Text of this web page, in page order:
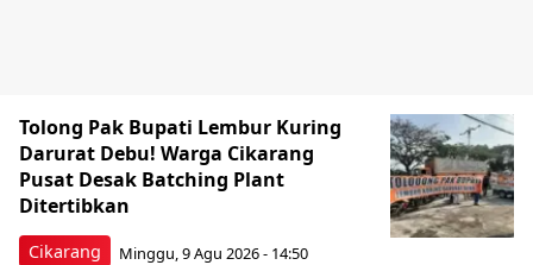
Cikarang
Tolong Pak Bupati Lembur Kuring
Darurat Debu! Warga Cikarang
Pusat Desak Batching Plant
Ditertibkan
Minggu, 9 Agu 2026 - 14:50